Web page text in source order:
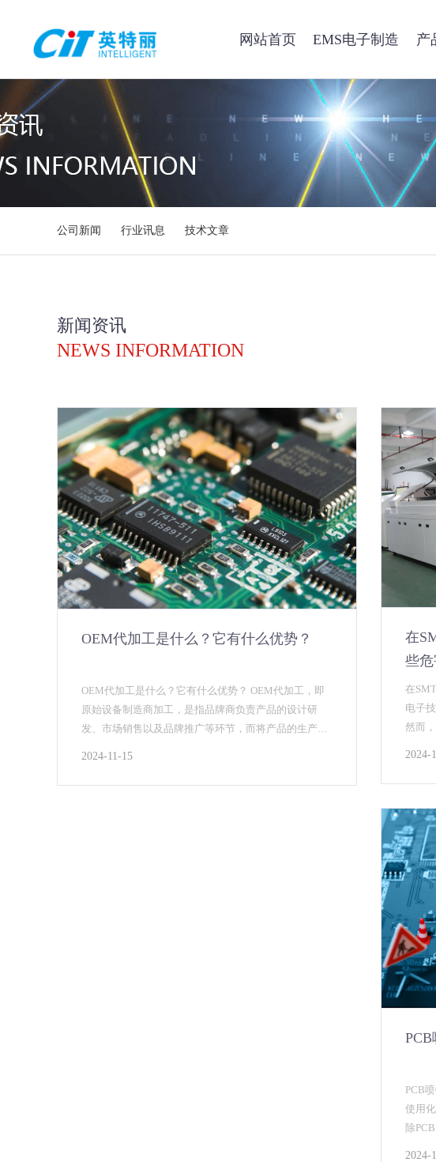
网站首页 EMS电子制造 产
公司新闻 行业讯息 技术文章
新闻资讯
NEWS INFORMATION
OEM代加工是什么？它有什么优势？
OEM代加工是什么？它有什么优势？ OEM代加工，即
原始设备制造商加工，是指品牌商负责产品的设计研
发、市场销售以及品牌推广等环节，而将产品的生产制
2024-11-15
在
些危
在
电子
然而
2024-
PCB
使用
除
2024-